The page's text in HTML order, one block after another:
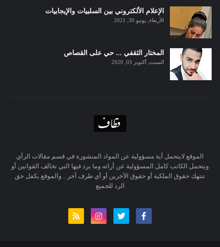
الإعلام الألكتروني بين السلبيات والإيجابيات
الأربعاء, يونيو 30, 2021
المختار الثقفي ... حي على القصاص
السبت, أكتوبر 03, 2020
الموقع لايتحمل أية مسؤولية عن المواد المنشورة في قسم مقالات الرأي
ويتحمل الكاتب كامل المسؤولية عن أرائه وما يرد فيها التي تخالف القوانين أو
تنتهك حقوق الملكية أو حقوق الآخرين أو أي طرف آخر .. والموقع يكفل حق
الرد للجميع